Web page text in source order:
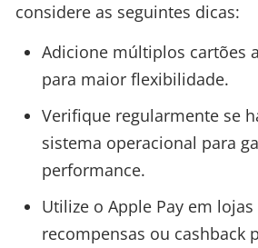
considere as seguintes dicas:
Adicione múltiplos cartões
para maior flexibilidade.
Verifique regularmente se
sistema operacional para
performance.
Utilize o Apple Pay em
recompensas ou cashback